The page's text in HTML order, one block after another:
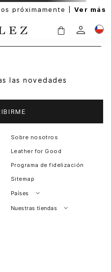
próximamente | Ver más
las novedades
Sobre nosotros
Leather for Good
Programa de fidelización
Sitemap
Países
Perú
Nuestras tiendas